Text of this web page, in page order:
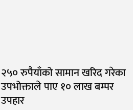
२५० रुपैयाँको सामान खरिद गरेका
उपभोक्ताले पाए १० लाख बम्पर
उपहार